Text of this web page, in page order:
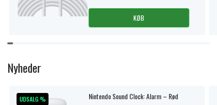
KØB
of
11
Nyheder
UDSALG % Nintendo Sound Clock: Alarm – Rød